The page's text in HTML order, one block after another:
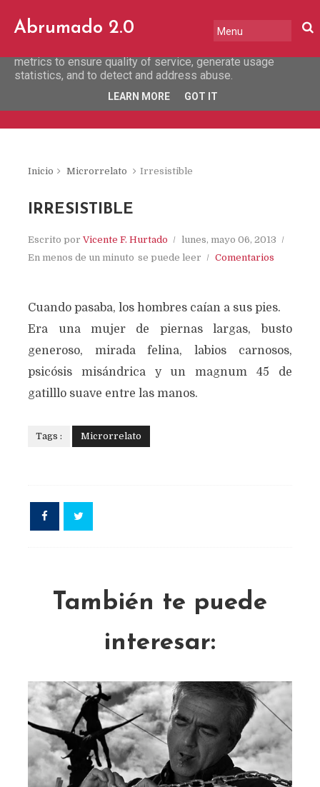
Abrumado 2.0
Inicio Microrrelato Irresistible
IRRESISTIBLE
Escrito porVicente F. Hurtado
lunes, mayo 06, 2013
En menos de un minuto se puede leer Comentarios
Cuando pasaba, los hombres caían a sus pies.
Era una mujer de piernas largas, busto
generoso, mirada felina, labios carnosos,
psicósis misándrica y un magnum 45 de
gatilllo suave entre las manos.
Tags : Microrrelato
También te puede
interesar:
This site uses cookies from Google to deliver its services
and to analyze traffic. Your IP address and user-agent are
metrics to ensure quality of service, generate usage
statistics, and to detect and address abuse.
LEARN MORE GOT IT